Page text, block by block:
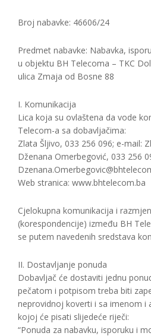
Broj nabavke: 46606/24
Predmet nabavke: Nabavka,
u objektu BH Telecoma – TKC
ulica Zmaja od Bosne 88
I. Komunikacija
Lica koja su ovlaštena da vode
Telecom-a sa dobavljačima:
Zlata Šljivo, 033 256 096; e-mail:
Dženana Omerbegović, 033 256
Web stranica: www.bhtelecom.ba
Cjelokupna komunikacija i
(korespondencije) između BH
se putem navedenih sredstava
II. Dostavljanje ponuda
Dobavljač će dostaviti jednu
pečatom i potpisom treba biti
neprovidnoj koverti i sa imenom i
kojoj će pisati slijedeće riječi:
“Ponuda za nabavku, isporuku i